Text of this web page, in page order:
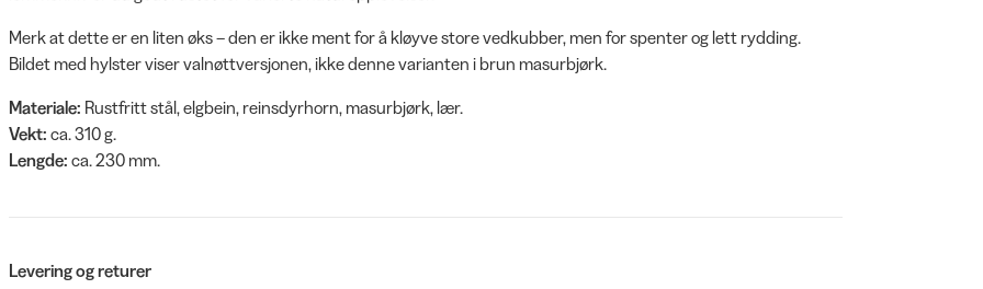
Merk at dette er en liten øks – den er ikke ment for å kløyve store vedkubber, men for spenter og lett rydding.
Bildet med hylster viser valnøttversjonen, ikke denne varianten i brun masurbjørk.
Materiale: Rustfritt stål, elgbein, reinsdyrhorn, masurbjørk, lær.
Vekt: ca. 310 g.
Lengde: ca. 230 mm.
Levering og returer